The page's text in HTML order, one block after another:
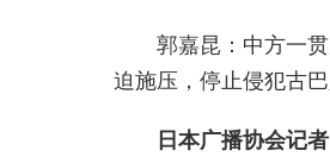
郭嘉昆：中方一
迫施压，停止侵犯古
日本广播协会记